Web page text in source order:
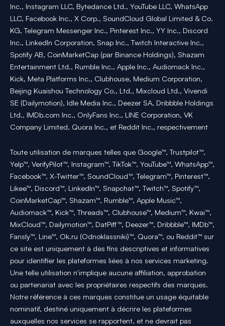
Inc., Instagram LLC, Bytedance Ltd., YouTube LLC, WhatsApp
LLC, Facebook Inc., X Corp., SoundCloud Global Limited & Co.
KG, Telegram Messenger Inc., Pinterest Inc., YY Inc., Discord
Inc., LinkedIn Corporation, Snap Inc., Twitch Interactive Inc.,
Spotify AB, CoinMarketCap (par Binance Holdings), Shazam
Entertainment Ltd., Rumble Inc., Apple Inc., Audiomack Inc.,
Kick, Meta Platforms Inc., Clubhouse, Medium Corporation,
Beijing Kuaishou Technology Co., Ltd., Mixcloud Ltd., Vivendi
SE (Dailymotion), Idle Media Inc., Deezer SA, Dribbble Holdings
Ltd., IMDb.com Inc., OnlyFans Inc., LINE Corporation, VK
Company Limited, Quora Inc., et Reddit Inc., respectivement
Toute utilisation de marques telles que Google™, Trustpilot™,
Yelp™, VerifyPilot™, Instagram™, TikTok™, YouTube™, WhatsApp™,
Facebook™, X-Twitter™, SoundCloud™, Telegram™, Pinterest™,
Likee™, Discord™, LinkedIn™, Snapchat™, Twitch™, Spotify™,
CoinMarketCap™, Shazam™, Rumble™, Apple Music™,
Audiomack™, Kick™, Threads™, Clubhouse™, Medium™, Kwai™,
MixCloud™, Dailymotion™, DatPiff™, Deezer™, Dribbble™, IMDb™,
Fansly™, Line™, Ok.ru (Odnoklassniki)™, Quora™, ou Reddit™ sur
ce site est uniquement à des fins descriptives et informatives
pour identifier les plateformes liées à nos services marketing.
Une telle utilisation n'implique aucune affiliation, approbation
ou partenariat avec les propriétaires respectifs des marques.
Notre référence à ces marques constitue un usage équitable
nominatif, destiné uniquement à décrire les plateformes
auxquelles nos services se rapportent, et ne devrait pas